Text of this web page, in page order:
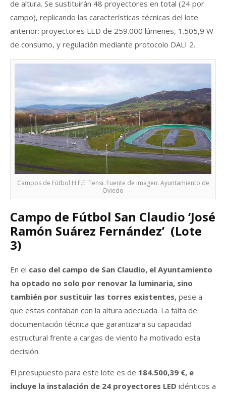
de altura. Se sustituirán 48 proyectores en total (24 por
campo), replicando las características técnicas del lote
anterior: proyectores LED de 259.000 lúmenes, 1.505,9 W
de consumo, y regulación mediante protocolo DALI 2.
Campos de Fútbol H.F.E. Tensi. Fuente de imagen: Ayuntamiento de
Oviedo
Campo de Fútbol San Claudio ‘José
Ramón Suárez Fernández’ (Lote
3)
En el caso del campo de San Claudio, el Ayuntamiento
ha optado no solo por renovar la luminaria, sino
también por sustituir las torres existentes, pese a
que estas contaban con la altura adecuada. La falta de
documentación técnica que garantizara su capacidad
estructural frente a cargas de viento ha motivado esta
decisión.
El presupuesto para este lote es de 184.500,39 €, e
incluye la instalación de 24 proyectores LED idénticos a